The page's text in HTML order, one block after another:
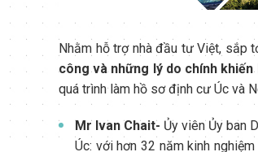
Nhằm hỗ trợ nhà đầu tư Việt, sắp
công và những lý do chính khiến
quá trình làm hồ sơ định cư Úc và
Mr Ivan Chait- Ủy viên Ủy ban
Úc: với hơn 32 năm kinh